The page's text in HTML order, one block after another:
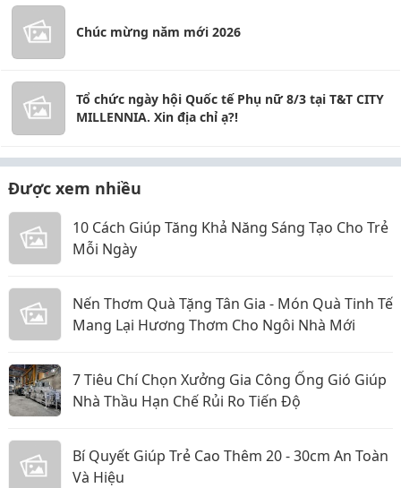
Chúc mừng năm mới 2026
Tổ chức ngày hội Quốc tế Phụ nữ 8/3 tại T&T CITY
MILLENNIA. Xin địa chỉ ạ?!
Được xem nhiều
10 Cách Giúp Tăng Khả Năng Sáng Tạo Cho Trẻ
Mỗi Ngày
Nến Thơm Quà Tặng Tân Gia - Món Quà Tinh Tế
Mang Lại Hương Thơm Cho Ngôi Nhà Mới
7 Tiêu Chí Chọn Xưởng Gia Công Ống Gió Giúp
Nhà Thầu Hạn Chế Rủi Ro Tiến Độ
Bí Quyết Giúp Trẻ Cao Thêm 20 - 30cm An Toàn
Và Hiệu